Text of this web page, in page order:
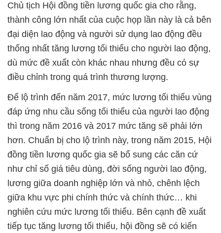
Chủ tịch Hội đồng tiền lương quốc gia cho rằng,
thành công lớn nhất của cuộc họp lần này là cả bên
đại diện lao động và người sử dụng lao động đều
thống nhất tăng lương tối thiểu cho người lao động,
dù mức đề xuất còn khác nhau nhưng đều có sự
điều chỉnh trong quá trình thương lượng.
Để lộ trình đến năm 2017, mức lương tối thiểu vùng
đáp ứng nhu cầu sống tối thiểu của người lao động
thì trong năm 2016 và 2017 mức tăng sẽ phải lớn
hơn. Chuẩn bị cho lộ trình này, trong năm 2015, Hội
đồng tiền lương quốc gia sẽ bổ sung các căn cứ
như chỉ số giá tiêu dùng, đời sống người lao động,
lương giữa doanh nghiệp lớn và nhỏ, chênh lệch
giữa khu vực phi chính thức và chính thức… khi
nghiên cứu mức lương tối thiểu. Bên cạnh đề xuất
tiếp tục tăng lương tối thiểu, hội đồng sẽ có kiến